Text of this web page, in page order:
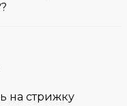
на стрижку